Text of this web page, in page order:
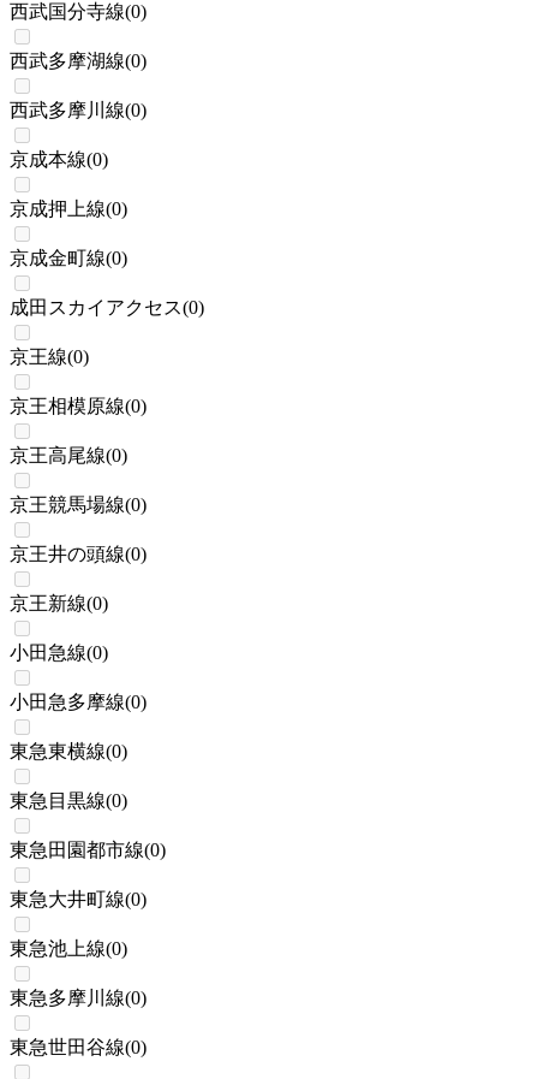
西武国分寺線(0)
西武多摩湖線(0)
西武多摩川線(0)
京成本線(0)
京成押上線(0)
京成金町線(0)
成田スカイアクセス(0)
京王線(0)
京王相模原線(0)
京王高尾線(0)
京王競馬場線(0)
京王井の頭線(0)
京王新線(0)
小田急線(0)
小田急多摩線(0)
東急東横線(0)
東急目黒線(0)
東急田園都市線(0)
東急大井町線(0)
東急池上線(0)
東急多摩川線(0)
東急世田谷線(0)